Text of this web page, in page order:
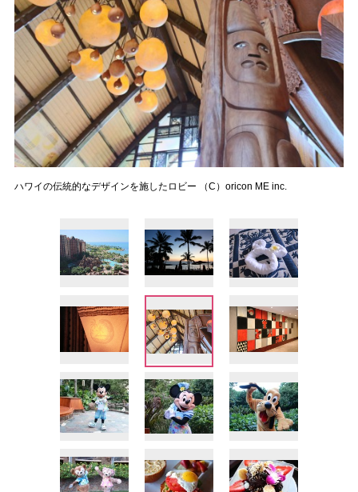
ハワイの伝統的なデザインを施したロビー （C）oricon ME inc.